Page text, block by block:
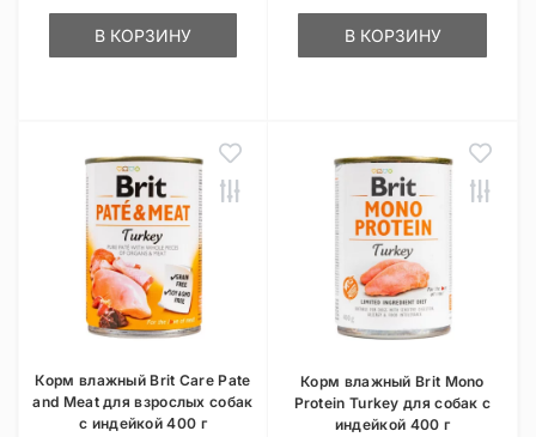
В КОРЗИНУ В КОРЗИНУ
Корм влажный Brit Care Pate
and Meat для взрослых собак
с индейкой 400 г
Корм влажный Brit Mono
Protein Turkey для собак с
индейкой 400 г